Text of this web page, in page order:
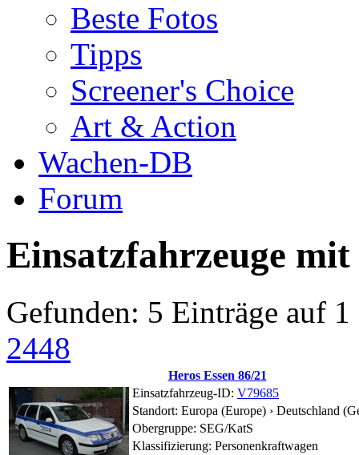
Beste Fotos
Tipps
Screener's Choice
Art & Action
Wachen-DB
Forum
Einsatzfahrzeuge
Gefunden: 5 Einträge auf
2448
Heros Essen 86/21
Einsatzfahrzeug-ID: V79685
Standort: Europa (Europe) › Deutschland
Obergruppe: SEG/KatS
Klassifizierung: Personenkraftwagen